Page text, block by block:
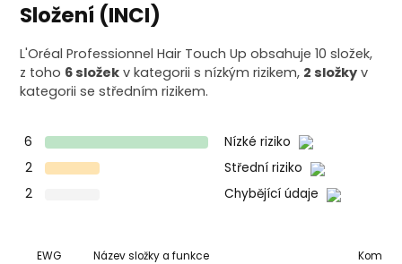
Složení (INCI)
L'Oréal Professionnel Hair Touch Up obsahuje 10 složek,
z toho 6 složek v kategorii s nízkým rizikem, 2 složky v
kategorii se středním rizikem.
6
Nízké riziko
2
Střední riziko
2
Chybějící údaje
EWG Název složky a funkce